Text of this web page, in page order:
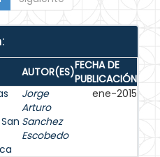
AUTOR(ES)FECHA DE
PUBLICACIÓN
Jorge
Arturo
Sanchez
Escobedo
ene-2015